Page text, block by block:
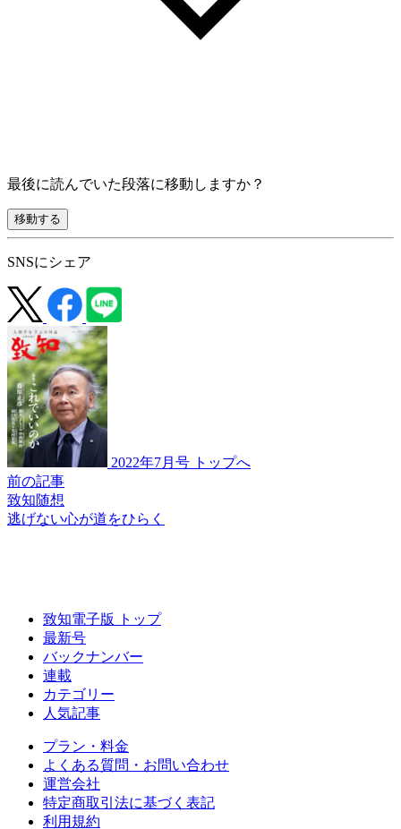
最後に読んでいた段落に移動しますか？
移動する
SNSにシェア
2022年7月号 トップへ
前の記事
致知随想
逃げない心が道をひらく
致知電子版 トップ
最新号
バックナンバー
連載
カテゴリー
人気記事
プラン・料金
よくある質問・お問い合わせ
運営会社
特定商取引法に基づく表記
利用規約